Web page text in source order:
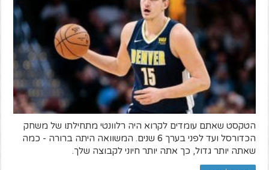
הטקסט שאתם עומדים לקרוא היה רלוונטי מתחילתו של משחק
הכדורסל ועד לפני בערך 6 שנים. המשוואה היתה ברורה - כמה
שאתה יותר גדול, כך אתה יותר חיוני לקבוצה שלך.